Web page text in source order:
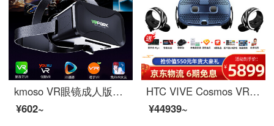
kmoso VR眼镜成人版游戏高清电影手机3d立体虚拟现实苹果安卓通用头戴式一体机AR眼镜手柄王者 VR眼镜+蓝牙手柄+耳机+VR资源
¥602~
HTC VIVE Cosmos VR体感游戏机 专业虚拟现实智能VR眼镜套装 pcvr htc ce Vive-Cosmos-官方标配版
¥44939~